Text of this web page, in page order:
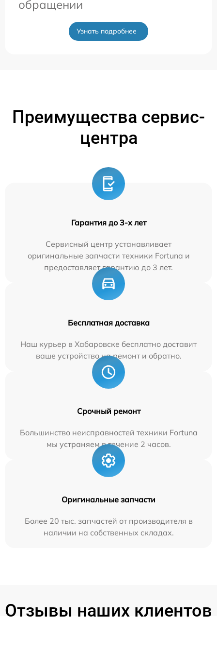
обращении
Узнать подробнее
Преимущества сервис-
центра
Гарантия до 3-х лет
Сервисный центр устанавливает
оригинальные запчасти техники Fortuna и
предоставляет гарантию до 3 лет.
Бесплатная доставка
Наш курьер в Хабаровске бесплатно доставит
ваше устройство на ремонт и обратно.
Срочный ремонт
Большинство неисправностей техники Fortuna
мы устраняем в течение 2 часов.
Оригинальные запчасти
Более 20 тыс. запчастей от производителя в
наличии на собственных складах.
Отзывы наших клиентов